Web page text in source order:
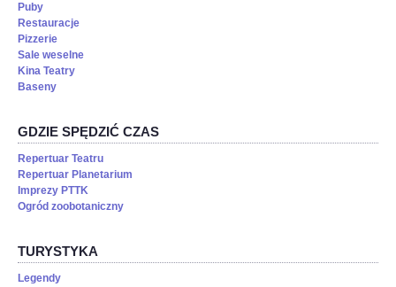
Puby
Restauracje
Pizzerie
Sale weselne
Kina Teatry
Baseny
GDZIE SPĘDZIĆ CZAS
Repertuar Teatru
Repertuar Planetarium
Imprezy PTTK
Ogród zoobotaniczny
TURYSTYKA
Legendy